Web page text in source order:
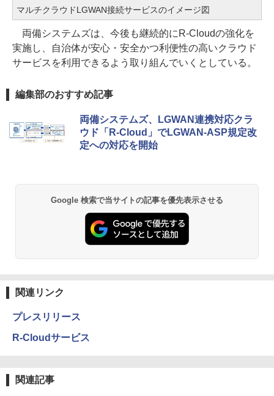
マルチクラウドLGWAN接続サービスのイメージ図
両備システムズは、今後も継続的にR-Cloudの強化を
実施し、自治体が安心・安全かつ利便性の高いクラウド
サービスを利用できるよう取り組んでいくとしている。
編集部のおすすめ記事
両備システムズ、LGWAN連携対応クラ
ウド「R-Cloud」でLGWAN-ASP規定改
定への対応を開始
Google 検索で当サイトの記事を優先表示させる
関連リンク
プレスリリース
R-Cloudサービス
関連記事